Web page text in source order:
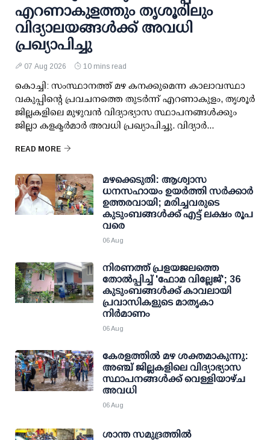
എറണാകുളത്തും തൃശൂരിലും
വിദ്യാലയങ്ങള്‍ക്ക് അവധി
പ്രഖ്യാപിച്ചു
07 Aug 2026 10 mins read
കൊച്ചി: സംസ്ഥാനത്ത് മഴ കനക്കുമെന്ന കാലാവസ്ഥാ
വകുപ്പിന്റെ പ്രവചനത്തെ തുടര്‍ന്ന് എറണാകുളം, തൃശൂര്‍
ജില്ലകളിലെ മുഴുവന്‍ വിദ്യാഭ്യാസ സ്ഥാപനങ്ങള്‍ക്കും
ജില്ലാ കളക്ടര്‍മാര്‍ അവധി പ്രഖ്യാപിച്ചു. വിദ്യാര്‍...
READ MORE
മഴക്കെടുതി: ആശ്വാസ
ധനസഹായം ഉയര്‍ത്തി സര്‍ക്കാര്‍
ഉത്തരവായി; മരിച്ചവരുടെ
കുടുംബങ്ങള്‍ക്ക് എട്ട് ലക്ഷം രൂപ
വരെ
06 Aug
നിരണത്ത് പ്രളയജലത്തെ
തോല്‍പ്പിച്ച് 'ഫോമ വില്ലേജ്'; 36
കുടുംബങ്ങള്‍ക്ക് കാവലായി
പ്രവാസികളുടെ മാതൃകാ
നിര്‍മാണം
06 Aug
കേരളത്തില്‍ മഴ ശക്തമാകുന്നു:
അഞ്ച് ജില്ലകളിലെ വിദ്യാഭ്യാസ
സ്ഥാപനങ്ങള്‍ക്ക് വെള്ളിയാഴ്ച
അവധി
06 Aug
ശാന്ത സമുദ്രത്തില്‍